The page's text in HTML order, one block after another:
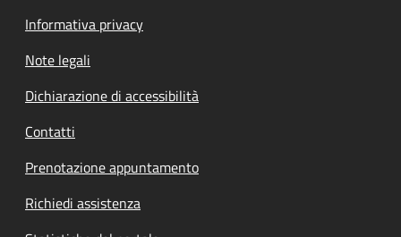
Informativa privacy
Note legali
Dichiarazione di accessibilità
Contatti
Prenotazione appuntamento
Richiedi assistenza